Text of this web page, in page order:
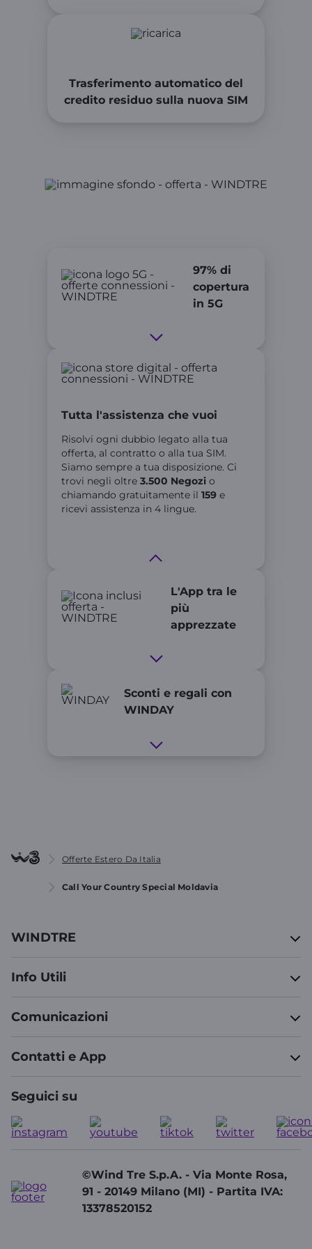
Trasferimento automatico del
credito residuo sulla nuova SIM
97% di
copertura
in 5G
Tutta l'assistenza che vuoi
Risolvi ogni dubbio legato alla tua
offerta, al contratto o alla tua SIM.
Siamo sempre a tua disposizione. Ci
trovi negli oltre 3.500 Negozi o
chiamando gratuitamente il 159 e
ricevi assistenza in 4 lingue.
L'App tra le
più
apprezzate
Sconti e regali con
WINDAY
Offerte Estero Da Italia
Call Your Country Special Moldavia
WINDTRE
Info Utili
Comunicazioni
Contatti e App
Seguici su
©Wind Tre S.p.A. - Via Monte Rosa,
91 - 20149 Milano (MI) - Partita IVA:
13378520152